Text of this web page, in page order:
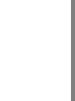
an objective
annealing